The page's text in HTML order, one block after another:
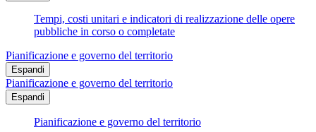
Tempi, costi unitari e indicatori di realizzazione delle opere
pubbliche in corso o completate
Pianificazione e governo del territorio
Espandi
Pianificazione e governo del territorio
Espandi
Pianificazione e governo del territorio